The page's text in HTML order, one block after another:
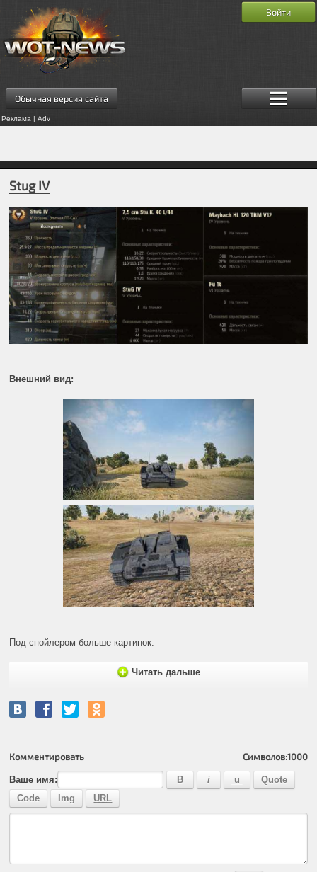
Обычная версия сайта
Реклама | Adv
Войти
Stug IV
Внешний вид:
Под спойлером больше картинок:
Читать дальше
Комментировать Символов:1000
Ваше имя: